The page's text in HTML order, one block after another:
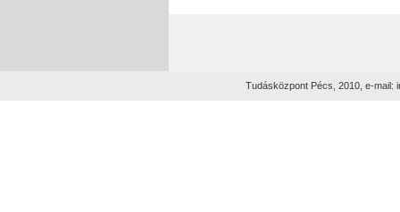
Tudásközpont Pécs, 2010, e-mail: